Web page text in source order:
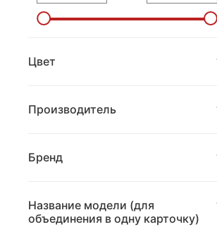
Цвет
Производитель
Бренд
Название модели (для
объединения в одну карточку)